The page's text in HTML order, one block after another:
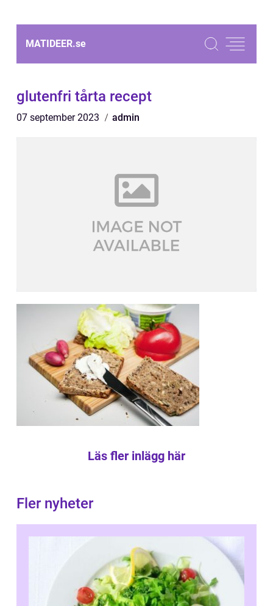
MATIDEER.se
glutenfri tårta recept
07 september 2023 admin
Läs fler inlägg här
Fler nyheter